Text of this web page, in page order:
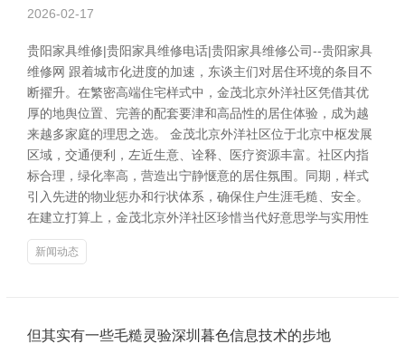
2026-02-17
贵阳家具维修|贵阳家具维修电话|贵阳家具维修公司--贵阳家具
维修网 跟着城市化进度的加速，东谈主们对居住环境的条目不
断擢升。在繁密高端住宅样式中，金茂北京外洋社区凭借其优
厚的地舆位置、完善的配套要津和高品性的居住体验，成为越
来越多家庭的理思之选。 金茂北京外洋社区位于北京中枢发展
区域，交通便利，左近生意、诠释、医疗资源丰富。社区内指
标合理，绿化率高，营造出宁静惬意的居住氛围。同期，样式
引入先进的物业惩办和行状体系，确保住户生涯毛糙、安全。
在建立打算上，金茂北京外洋社区珍惜当代好意思学与实用性
新闻动态
但其实有一些毛糙灵验深圳暮色信息技术的步地